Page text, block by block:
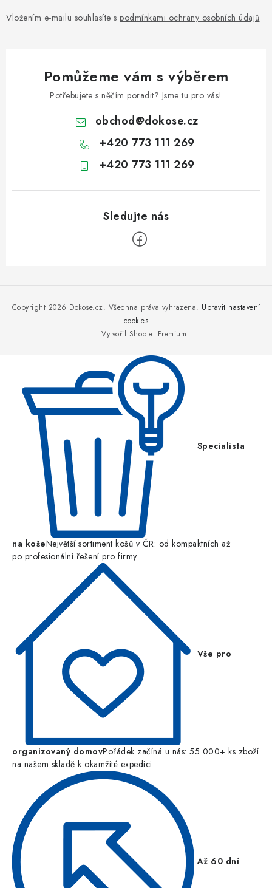
Vložením e-mailu souhlasíte s podmínkami ochrany osobních údajů
Pomůžeme vám s výběrem
Potřebujete s něčím poradit? Jsme tu pro vás!
obchod@dokose.cz
+420 773 111 269
+420 773 111 269
Vytvořil Shoptet Premium
Copyright 2026 Dokose.cz. Všechna práva vyhrazena. Upravit nastavení
cookies
Specialista
na košeNejvětší sortiment košů v ČR: od kompaktních až
po profesionální řešení pro firmy
Vše pro
organizovaný domovPořádek začíná u nás: 55 000+ ks zboží
na našem skladě k okamžité expedici
Až 60 dní